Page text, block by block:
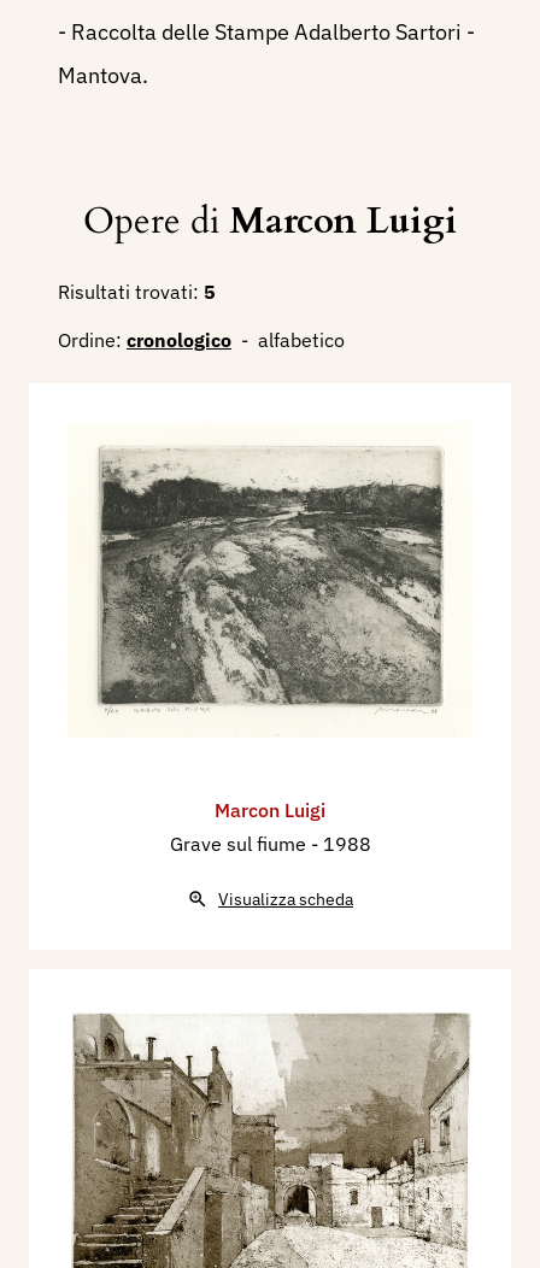
- Raccolta delle Stampe Adalberto Sartori -
Mantova.
Opere diMarcon Luigi
Risultati trovati: 5
Ordine: cronologico - alfabetico
Marcon Luigi
Grave sul fiume - 1988
Visualizza scheda